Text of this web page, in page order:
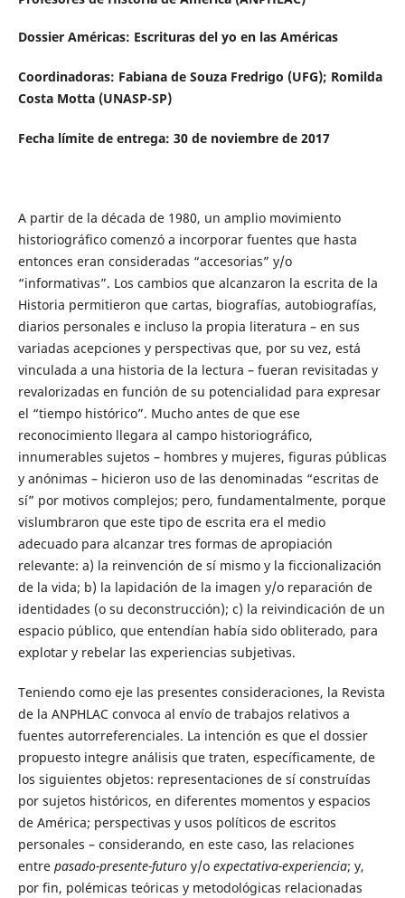
Dossier Américas: Escrituras del yo en las Américas
Coordinadoras: Fabiana de Souza Fredrigo (UFG); Romilda
Costa Motta (UNASP-SP)
Fecha límite de entrega: 30 de noviembre de 2017
A partir de la década de 1980, un amplio movimiento
historiográfico comenzó a incorporar fuentes que hasta
entonces eran consideradas “accesorias” y/o
“informativas”. Los cambios que alcanzaron la escrita de la
Historia permitieron que cartas, biografías, autobiografías,
diarios personales e incluso la propia literatura – en sus
variadas acepciones y perspectivas que, por su vez, está
vinculada a una historia de la lectura – fueran revisitadas y
revalorizadas en función de su potencialidad para expresar
el “tiempo histórico”. Mucho antes de que ese
reconocimiento llegara al campo historiográfico,
innumerables sujetos – hombres y mujeres, figuras públicas
y anónimas – hicieron uso de las denominadas “escritas de
sí” por motivos complejos; pero, fundamentalmente, porque
vislumbraron que este tipo de escrita era el medio
adecuado para alcanzar tres formas de apropiación
relevante: a) la reinvención de sí mismo y la ficcionalización
de la vida; b) la lapidación de la imagen y/o reparación de
identidades (o su deconstrucción); c) la reivindicación de un
espacio público, que entendían había sido obliterado, para
explotar y rebelar las experiencias subjetivas.
Teniendo como eje las presentes consideraciones, la Revista
de la ANPHLAC convoca al envío de trabajos relativos a
fuentes autorreferenciales. La intención es que el dossier
propuesto integre análisis que traten, específicamente, de
los siguientes objetos: representaciones de sí construídas
por sujetos históricos, en diferentes momentos y espacios
de América; perspectivas y usos políticos de escritos
personales – considerando, en este caso, las relaciones
entre pasado-presente-futuroy/o expectativa-experiencia; y,
por fin, polémicas teóricas y metodológicas relacionadas